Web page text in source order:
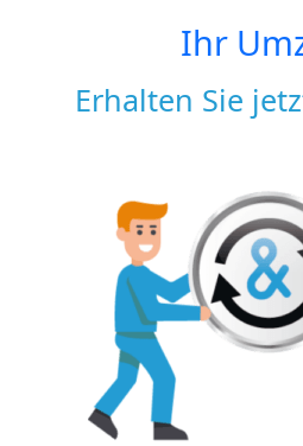
Ihr
Erhalten Sie